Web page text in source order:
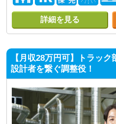
詳細を見る
【月収28万円可】トラッ
設計者を繋ぐ調整役！